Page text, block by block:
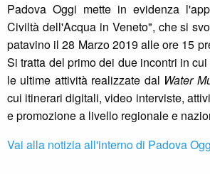
Padova Oggi mette in evidenza
Civiltà dell'Acqua in Veneto", che si
patavino il 28 Marzo 2019 alle ore 15
Si tratta del primo dei due incontri in
le ultime attività realizzate dal Water
cui itinerari digitali, video interviste,
e promozione a livello regionale e
Vai alla notizia all'interno di Padova